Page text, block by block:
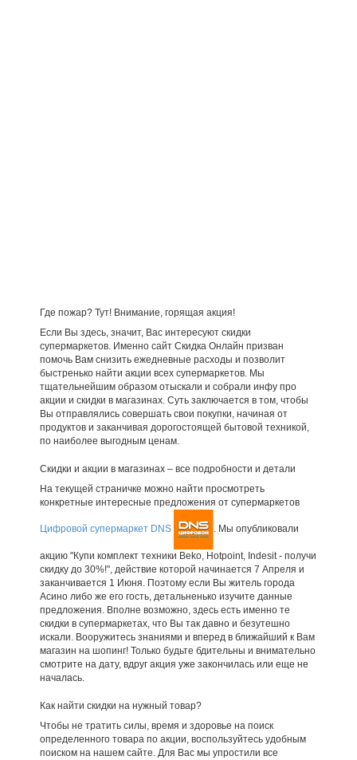
Где пожар? Тут! Внимание, горящая акция!
Если Вы здесь, значит, Вас интересуют скидки
супермаркетов. Именно сайт Скидка Онлайн призван
помочь Вам снизить ежедневные расходы и позволит
быстренько найти акции всех супермаркетов. Мы
тщательнейшим образом отыскали и собрали инфу про
акции и скидки в магазинах. Суть заключается в том, чтобы
Вы отправлялись совершать свои покупки, начиная от
продуктов и заканчивая дорогостоящей бытовой техникой,
по наиболее выгодным ценам.
Скидки и акции в магазинах – все подробности и детали
На текущей страничке можно найти просмотреть
конкретные интересные предложения от супермаркетов
Цифровой супермаркет DNS . Мы опубликовали
акцию "Купи комплект техники Beko, Hotpoint, Indesit - получи
скидку до 30%!", действие которой начинается 7 Апреля и
заканчивается 1 Июня. Поэтому если Вы житель города
Асино либо же его гость, детальненько изучите данные
предложения. Вполне возможно, здесь есть именно те
скидки в супермаркетах, что Вы так давно и безутешно
искали. Вооружитесь знаниями и вперед в ближайший к Вам
магазин на шопинг! Только будьте бдительны и внимательно
смотрите на дату, вдруг акция уже закончилась или еще не
началась.
Как найти скидки на нужный товар?
Чтобы не тратить силы, время и здоровье на поиск
определенного товара по акции, воспользуйтесь удобным
поиском на нашем сайте. Для Вас мы упростили все